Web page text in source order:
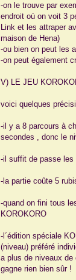
-on le trouve par
endroit où on voit 3
Link et les attraper
maison de Hena)
-ou bien on peut les
-on peut également
V) LE JEU
voici quelques
-il y a 8 parcours à
secondes , donc le
-il suffit de passe les
-la partie coûte 5
-quand on fini tous
KOROKORO
-l´édition spéciale
(niveau) préféré
a plus de niveaux
gagne rien bien sûr !